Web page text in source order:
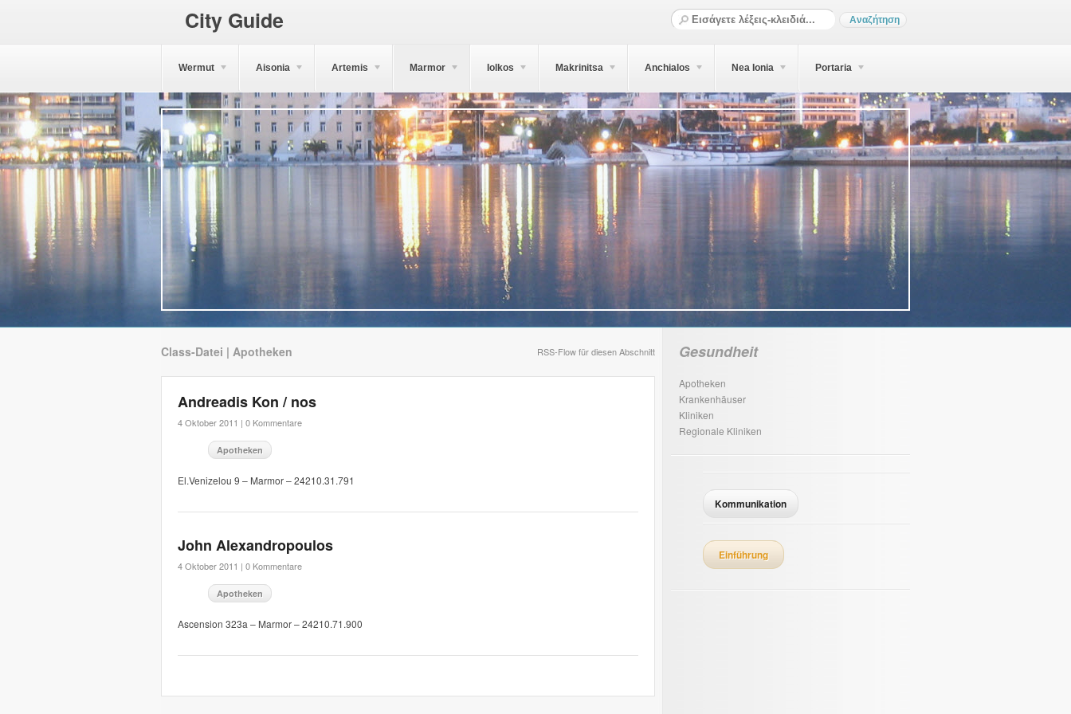
City Guide
Wermut Aisonia Artemis Marmor Iolkos Makrinitsa Anchialos Nea Ionia Portaria
Class-Datei | Apotheken RSS-Flow für diesen Abschnitt
Andreadis Kon / nos
4 Oktober 2011 | 0 Kommentare
Apotheken
El.Venizelou 9 – Marmor – 24210.31.791
John Alexandropoulos
4 Oktober 2011 | 0 Kommentare
Apotheken
Ascension 323a – Marmor – 24210.71.900
Gesundheit
Apotheken
Krankenhäuser
Kliniken
Regionale Kliniken
Kommunikation
Einführung